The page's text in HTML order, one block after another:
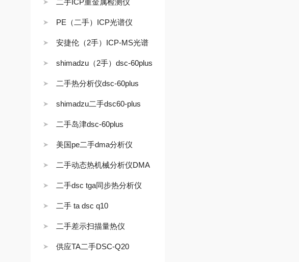
二手ICP重金属检测仪
PE（二手）ICP光谱仪
安捷伦（2手）ICP-MS光谱
shimadzu（2手）dsc-60plus
二手热分析仪dsc-60plus
shimadzu二手dsc60-plus
二手岛津dsc-60plus
美国pe二手dma分析仪
二手动态热机械分析仪DMA
二手dsc tga同步热分析仪
二手 ta dsc q10
二手差示扫描量热仪
供应TA二手DSC-Q20